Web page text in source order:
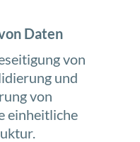
Daten
von
und
von
einheitliche